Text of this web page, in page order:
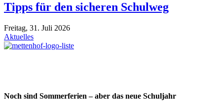
Tipps für den sicheren Schulweg
Freitag, 31. Juli 2026
Aktuelles
Noch sind Sommerferien – aber das neue Schuljahr